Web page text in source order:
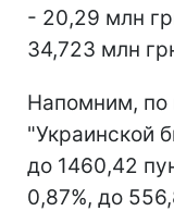
- 20,29 млн
34,723 млн
Напомним, по
"Украинской
до 1460,42
0,87%, до